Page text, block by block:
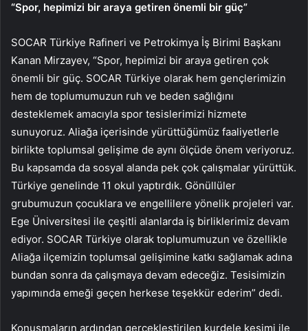
“Spor, hepimizi bir araya getiren önemli bir güç”
SOCAR Türkiye Rafineri ve Petrokimya İş Birimi Başkanı
Kanan Mirzayev, “Spor, hepimizi bir araya getiren çok
önemli bir güç. SOCAR Türkiye olarak hem gençlerimizin
hem de toplumumuzun ruh ve beden sağlığını
desteklemek amacıyla spor tesislerimizi hizmete
sunuyoruz. Aliağa içerisinde yürüttüğümüz faaliyetlerle
birlikte toplumsal gelişime de aynı ölçüde önem veriyoruz.
Bu kapsamda da sosyal alanda pek çok çalışmalar yürüttük.
Türkiye genelinde 11 okul yaptırdık. Gönüllüler
grubumuzun çocuklara ve engellilere yönelik projeleri var.
Ege Üniversitesi ile çeşitli alanlarda iş birliklerimiz devam
ediyor. SOCAR Türkiye olarak toplumumuzun ve özellikle
Aliağa ilçemizin toplumsal gelişimine katkı sağlamak adına
bundan sonra da çalışmaya devam edeceğiz. Tesisimizin
yapımında emeği geçen herkese teşekkür ederim” dedi.
Konuşmaların ardından gerçekleştirilen kurdele kesimi ile